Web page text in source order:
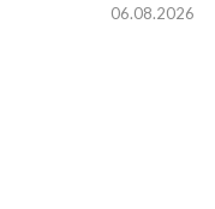
06.08.2026